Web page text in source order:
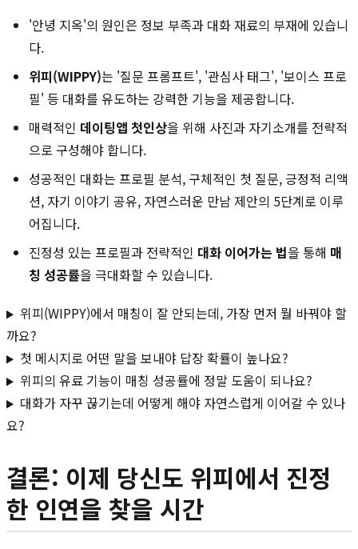
'안녕 지옥'의 원인은 정보 부족과 대화 재료의 부재에 있습니
다.
위피(WIPPY)는 '질문 프롬프트', '관심사 태그', '보이스 프로
필' 등 대화를 유도하는 강력한 기능을 제공합니다.
매력적인 데이팅앱 첫인상을 위해 사진과 자기소개를 전략적
으로 구성해야 합니다.
성공적인 대화는 프로필 분석, 구체적인 첫 질문, 긍정적 리액
션, 자기 이야기 공유, 자연스러운 만남 제안의 5단계로 이루
어집니다.
진정성 있는 프로필과 전략적인 대화 이어가는 법을 통해 매
칭 성공률을 극대화할 수 있습니다.
위피(WIPPY)에서 매칭이 잘 안되는데, 가장 먼저 뭘 바꿔야 할
까요?
첫 메시지로 어떤 말을 보내야 답장 확률이 높나요?
위피의 유료 기능이 매칭 성공률에 정말 도움이 되나요?
대화가 자꾸 끊기는데 어떻게 해야 자연스럽게 이어갈 수 있나
요?
결론: 이제 당신도 위피에서 진정
한 인연을 찾을 시간